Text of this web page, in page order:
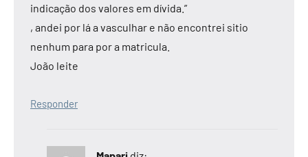
indicação dos valores em dívida.”
, andei por lá a vasculhar e não encontrei sitio
nenhum para por a matricula.
João leite
Responder